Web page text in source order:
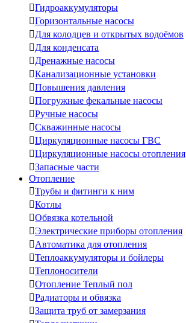
Гидроаккумуляторы
Горизонтальные насосы
Для колодцев и открытых водоёмов
Для конденсата
Дренажные насосы
Канализационные установки
Повышения давления
Погружные фекальные насосы
Ручные насосы
Скважинные насосы
Циркуляционные насосы ГВС
Циркуляционные насосы отопления
Запасные части
Отопление
Трубы и фитинги к ним
Котлы
Обвязка котельной
Электрические приборы отопления
Автоматика для отопления
Теплоаккумуляторы и бойлеры
Теплоносители
Отопление Теплый пол
Радиаторы и обвязка
Защита труб от замерзания